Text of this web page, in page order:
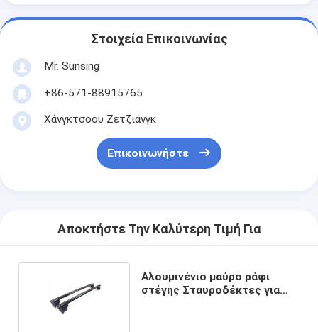
Στοιχεία Επικοινωνίας
Mr. Sunsing
+86-571-88915765
Χάνγκτσοου Ζετζιάνγκ
Επικοινωνήστε
Αποκτήστε Την Καλύτερη Τιμή Για
Αλουμινένιο μαύρο ράφι
στέγης Σταυροδέκτες για